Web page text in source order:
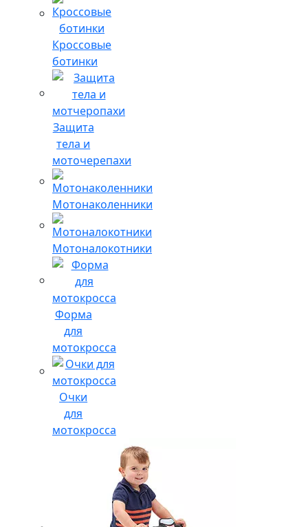
Кроссовые
ботинки
Защита
тела и
моточерепахи
Мотонаколенники
Мотоналокотники
Форма
для
мотокросса
Очки
для
мотокросса